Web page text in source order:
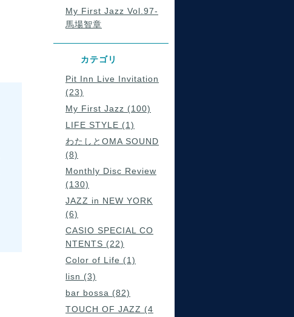
My First Jazz Vol.97-
馬場智章
カテゴリ
Pit Inn Live Invitation
(23)
My First Jazz (100)
LIFE STYLE (1)
わたしとOMA SOUND
(8)
Monthly Disc Review
(130)
JAZZ in NEW YORK
(6)
CASIO SPECIAL CO
NTENTS (22)
Color of Life (1)
lisn (3)
bar bossa (82)
TOUCH OF JAZZ (4